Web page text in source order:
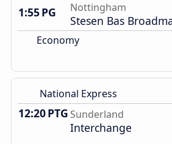
1:55 PG
Nottingham
Stesen Bas
Economy
National Express
12:20 PTGSunderland
Interchange